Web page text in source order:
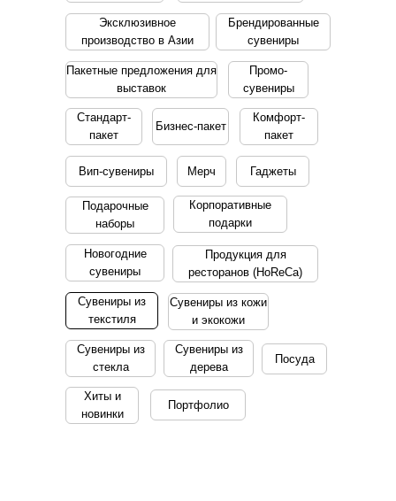
Стандарт-
пакет
Комфорт-
пакет
Бизнес-пакет
Промо-
сувениры
Вип-сувениры
Пакетные предложения для
выставок
Брендированные
сувениры
Эксклюзивное
производство в Азии
Портфолио
Мерч
Продукция для
ресторанов (HoReCa)
Новогодние
сувениры
Сувениры из
дерева
Сувениры из
стекла
Корпоративные
подарки
Подарочные
наборы
Сувениры из
текстиля
Сувениры из кожи
и экокожи
Гаджеты
Посуда
Хиты и
новинки